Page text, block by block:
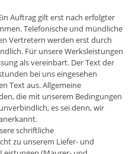
Auftrag gilt erst nach erfolgter
Telefonische und mündliche
Vertretern werden erst durch
Für unsere Werksleistungen
als vereinbart. Der Text der
bei uns eingesehen
Text aus. Allgemeine
die mit unserem Bedingungen
es sei denn, wir
schriftliche
zu unserem Liefer- und